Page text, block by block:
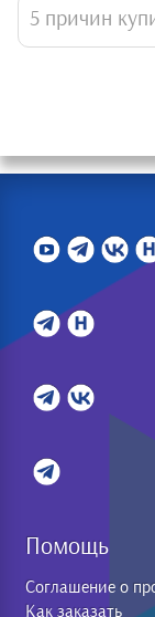
5 причин
Помощь
Соглашение о
Как заказать